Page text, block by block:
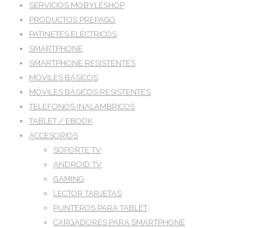
SERVICIOS MOBYLESHOP
PRODUCTOS PREPAGO
PATINETES ELÉCTRICOS
SMARTPHONE
SMARTPHONE RESISTENTES
MÓVILES BÁSICOS
MÓVILES BÁSICOS RESISTENTES
TELEFONOS INALAMBRICOS
TABLET / EBOOK
ACCESORIOS
SOPORTE TV
ANDROID TV
GAMING
LECTOR TARJETAS
PUNTEROS PARA TABLET
CARGADORES PARA SMARTPHONE